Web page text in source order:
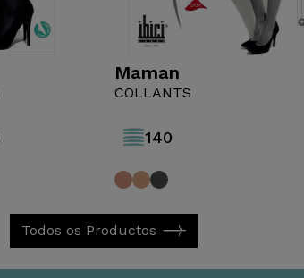
Maman
COLLANTS
140
Todos os Productos